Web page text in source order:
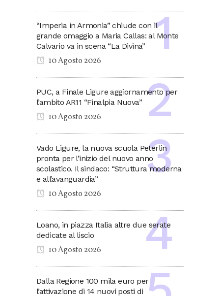
“Imperia in Armonia” chiude con il
grande omaggio a Maria Callas: al Monte
Calvario va in scena “La Divina”
10 Agosto 2026
PUC, a Finale Ligure aggiornamento per
l’ambito AR11 “Finalpia Nuova”
10 Agosto 2026
Vado Ligure, la nuova scuola Peterlin
pronta per l’inizio del nuovo anno
scolastico. Il sindaco: “Struttura moderna
e all’avanguardia”
10 Agosto 2026
Loano, in piazza Italia altre due serate
dedicate al liscio
10 Agosto 2026
Dalla Regione 100 mila euro per
l’attivazione di 14 nuovi posti di